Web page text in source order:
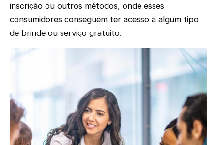
inscrição ou outros métodos, onde esses
consumidores conseguem ter acesso a algum tipo
de brinde ou serviço gratuito.